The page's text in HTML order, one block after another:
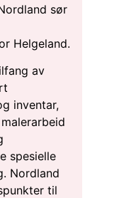
sør
Helgeland.
av
inventar,
spesielle
Nordland
til